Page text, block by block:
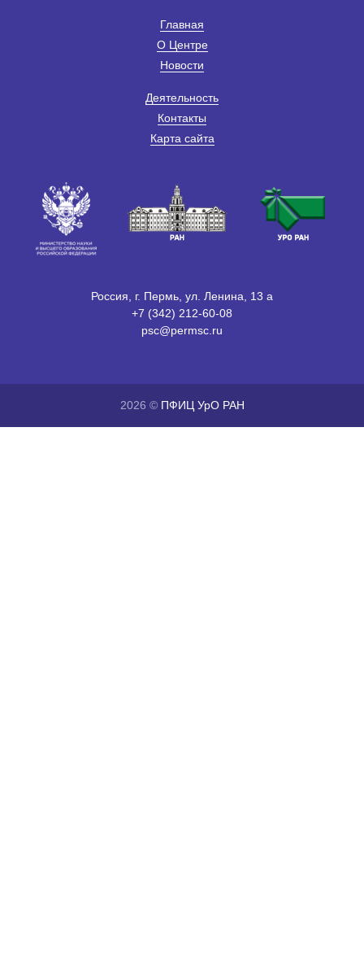
Главная
О Центре
Новости
Деятельность
Контакты
Карта сайта
Россия, г. Пермь, ул. Ленина, 13 а
+7 (342) 212-60-08
psc@permsc.ru
2026 © ПФИЦ УрО РАН